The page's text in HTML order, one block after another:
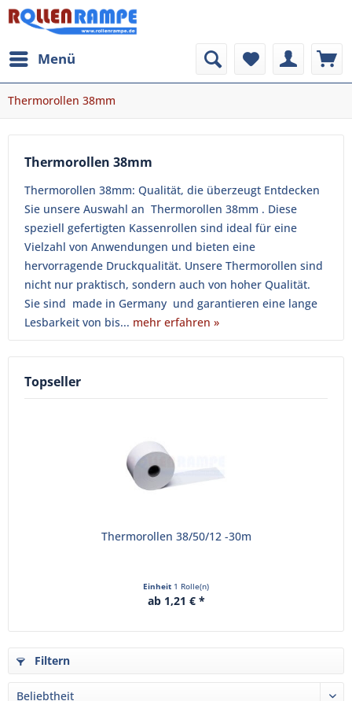
Menü
Thermorollen 38mm
Thermorollen 38mm
Thermorollen 38mm: Qualität, die überzeugt Entdecken
Sie unsere Auswahl an Thermorollen 38mm . Diese
speziell gefertigten Kassenrollen sind ideal für eine
Vielzahl von Anwendungen und bieten eine
hervorragende Druckqualität. Unsere Thermorollen sind
nicht nur praktisch, sondern auch von hoher Qualität.
Sie sind made in Germany und garantieren eine lange
Lesbarkeit von bis... mehr erfahren »
Topseller
Thermorollen 38/50/12 -30m
Einheit 1 Rolle(n)
ab 1,21 € *
Filtern